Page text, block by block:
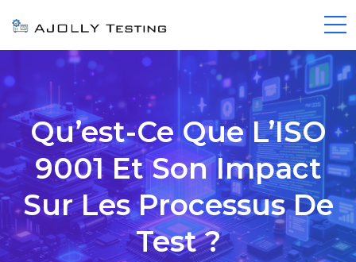
Qu’est-Ce Que L’ISO
9001 Et Son Impact
Sur Les Processus De
Test ?